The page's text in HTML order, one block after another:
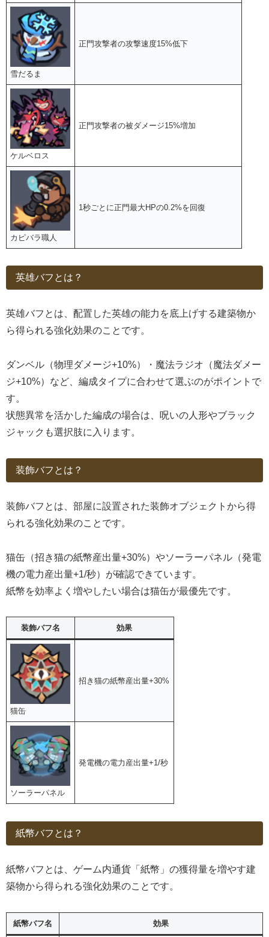
雪だるま
正門攻撃者の攻撃速度15%低下
ケルベロス
正門攻撃者の被ダメージ15%増加
カピバラ職人
1秒ごとに正門最大HPの0.2%を回復
英雄バフとは？
英雄バフとは、配置した英雄の能力を底上げする建築物か
ら得られる強化効果のことです。
ダンベル（物理ダメージ+10%）・魔法ラジオ（魔法ダメー
ジ+10%）など、編成タイプに合わせて選ぶのがポイントで
す。
状態異常を活かした編成の場合は、呪いの人形やブラック
ジャックも選択肢に入ります。
装飾バフとは？
装飾バフとは、部屋に設置された装飾オブジェクトから得
られる強化効果のことです。
猫缶（招き猫の紙幣産出量+30%）やソーラーパネル（発電
機の電力産出量+1/秒）が確認できています。
紙幣を効率よく増やしたい場合は猫缶が最優先です。
装飾バフ名 効果
猫缶
招き猫の紙幣産出量+30%
ソーラーパネル
発電機の電力産出量+1/秒
紙幣バフとは？
紙幣バフとは、ゲーム内通貨「紙幣」の獲得量を増やす建
築物から得られる強化効果のことです。
紙幣バフ名 効果